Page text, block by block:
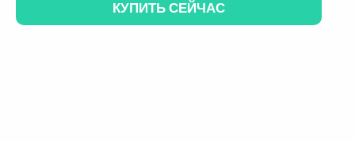
КУПИТЬ СЕЙЧАС